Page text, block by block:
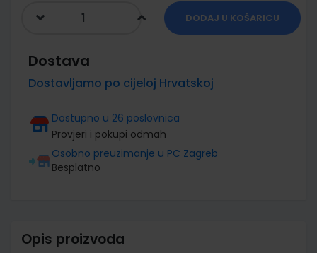
DODAJ U KOŠARICU
Dostava
Dostavljamo po cijeloj Hrvatskoj
Dostupno u 26 poslovnica
Provjeri i pokupi odmah
Osobno preuzimanje u PC Zagreb
Besplatno
Opis proizvoda